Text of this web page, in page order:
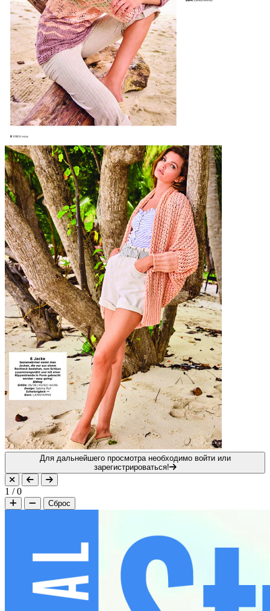
Для дальнейшего просмотра необходимо войти или
зарегистрироваться!
1 /0
Сброс